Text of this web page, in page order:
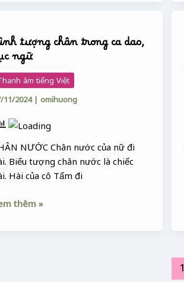
tượng chân trong ca dao,
ngữ
âm tiếng Việt
11/2024 |omihuong
NƯỚC Chân nước của nữ đi
Biểu tượng chân nước là chiếc
Hài của cô Tấm đi
thêm »
1